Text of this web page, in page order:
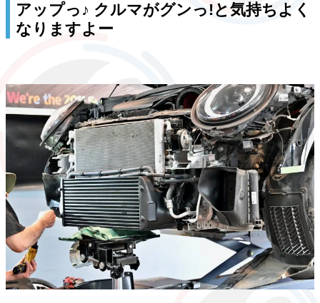
アップっ♪ クルマがグンっ!と気持ちよく
なりますよー